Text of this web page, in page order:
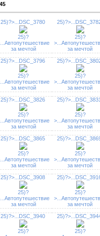
45
25)?>... DSC_3780
25)?
...Автопутешествие
за мечтой
25)?>
25)?
>...
за мечтой
25)?>... DSC_3796
25)?
...Автопутешествие
за мечтой
25)?>
25)?
>...
за мечтой
25)?>... DSC_3826
25)?
...Автопутешествие
за мечтой
25)?> DSC_3831
25)?
>...
за мечтой
25)?>... DSC_3865
25)?
...Автопутешествие
за мечтой
25)?>
25)?
>...
за мечтой
25)?>... DSC_3908
25)?
...Автопутешествие
за мечтой
25)?>
25)?
>...
за мечтой
25)?>... DSC_3940
25)?
25)?>
25)?